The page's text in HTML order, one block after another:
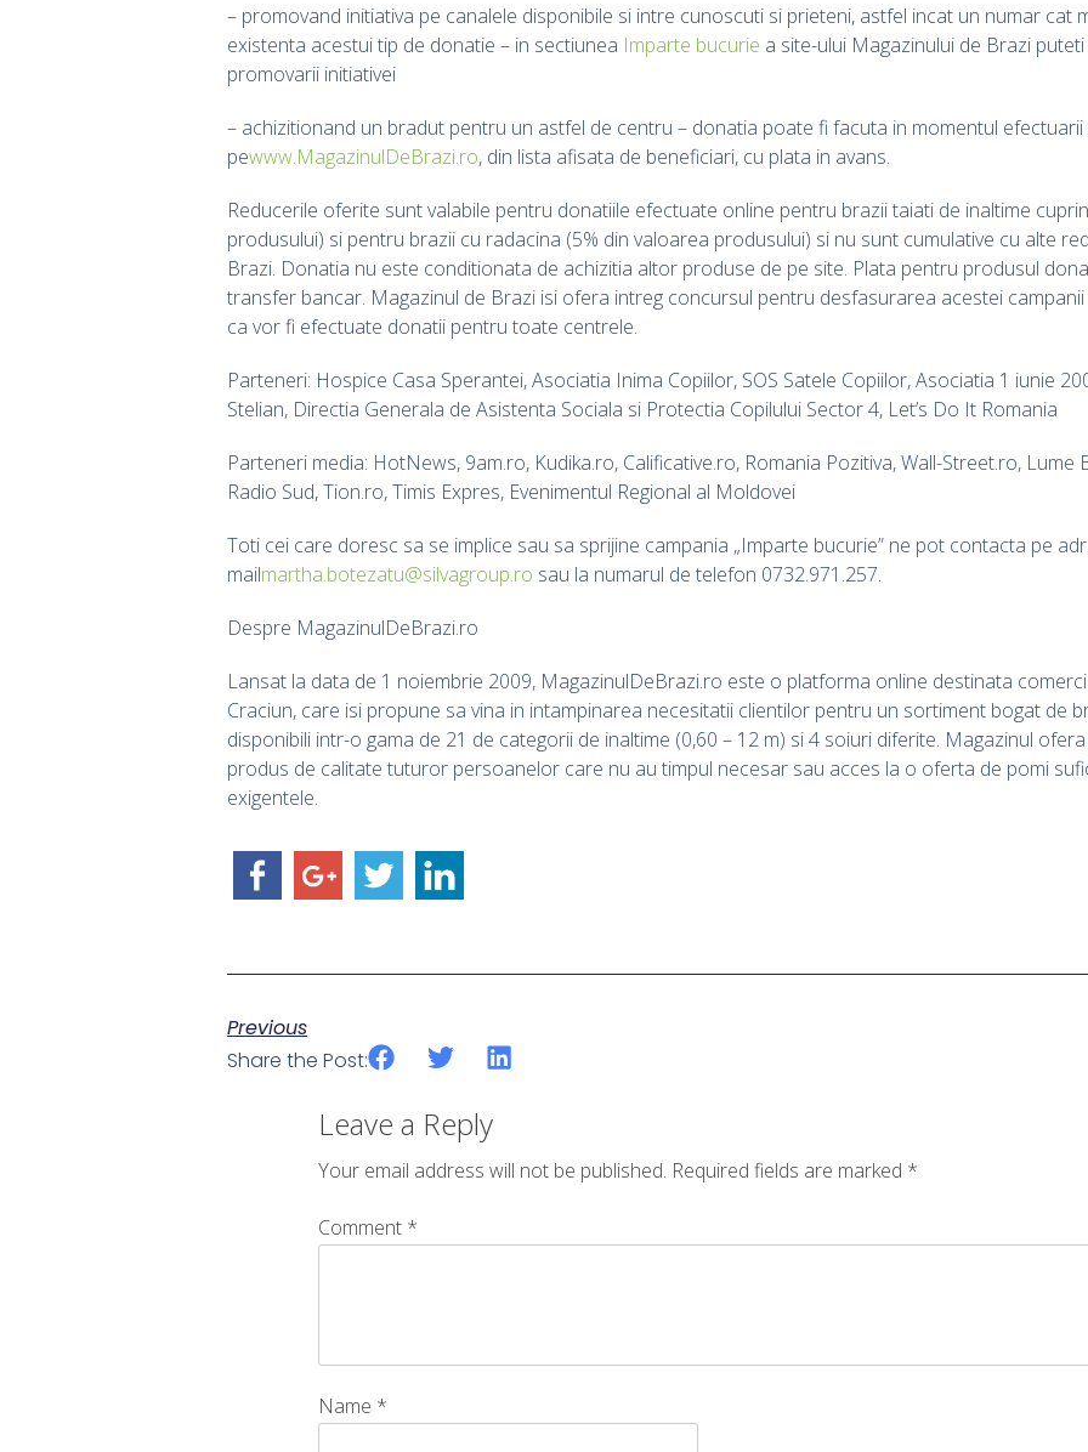
– promovand initiativa pe canalele disponibile si intre cunoscuti si prieteni, astfel incat un numar cat
existenta acestui tip de donatie – in sectiunea Imparte bucurie a site-ului Magazinului de Brazi
promovarii initiativei
– achizitionand un bradut pentru un astfel de centru – donatia poate fi facuta in momentul
pewww.MagazinulDeBrazi.ro, din lista afisata de beneficiari, cu plata in avans.
Reducerile oferite sunt valabile pentru donatiile efectuate online pentru brazii taiati de inaltime
produsului) si pentru brazii cu radacina (5% din valoarea produsului) si nu sunt cumulative cu alte
Brazi. Donatia nu este conditionata de achizitia altor produse de pe site. Plata pentru produsul
transfer bancar. Magazinul de Brazi isi ofera intreg concursul pentru desfasurarea acestei
ca vor fi efectuate donatii pentru toate centrele.
Parteneri: Hospice Casa Sperantei, Asociatia Inima Copiilor, SOS Satele Copiilor, Asociatia 1 iunie
Stelian, Directia Generala de Asistenta Sociala si Protectia Copilului Sector 4, Let’s Do It Romania
Parteneri media: HotNews, 9am.ro, Kudika.ro, Calificative.ro, Romania Pozitiva, Wall-Street.ro, Lume
Radio Sud, Tion.ro, Timis Expres, Evenimentul Regional al Moldovei
Toti cei care doresc sa se implice sau sa sprijine campania „Imparte bucurie” ne pot contacta pe
mailmartha.botezatu@silvagroup.ro sau la numarul de telefon 0732.971.257.
Despre MagazinulDeBrazi.ro
Lansat la data de 1 noiembrie 2009, MagazinulDeBrazi.ro este o platforma online destinata
Craciun, care isi propune sa vina in intampinarea necesitatii clientilor pentru un sortiment bogat de
disponibili intr-o gama de 21 de categorii de inaltime (0,60 – 12 m) si 4 soiuri diferite. Magazinul
produs de calitate tuturor persoanelor care nu au timpul necesar sau acces la o oferta de pomi
exigentele.
Previous
Share the Post:
Leave a Reply
Your email address will not be published. Required fields are marked *
Comment *
Name *